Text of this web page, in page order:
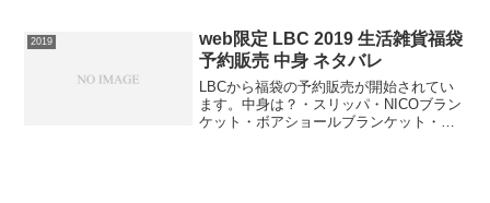
ス。●ボーダーカットソー当店大人気！し
っかり素材の...
2019
web限定 LBC 2019 生活雑貨福袋
予約販売 中身 ネタバレ
LBCから福袋の予約販売が開始されてい
ます。中身は？・スリッパ・NICOブラン
ケット・ボアショールブランケット・ハ